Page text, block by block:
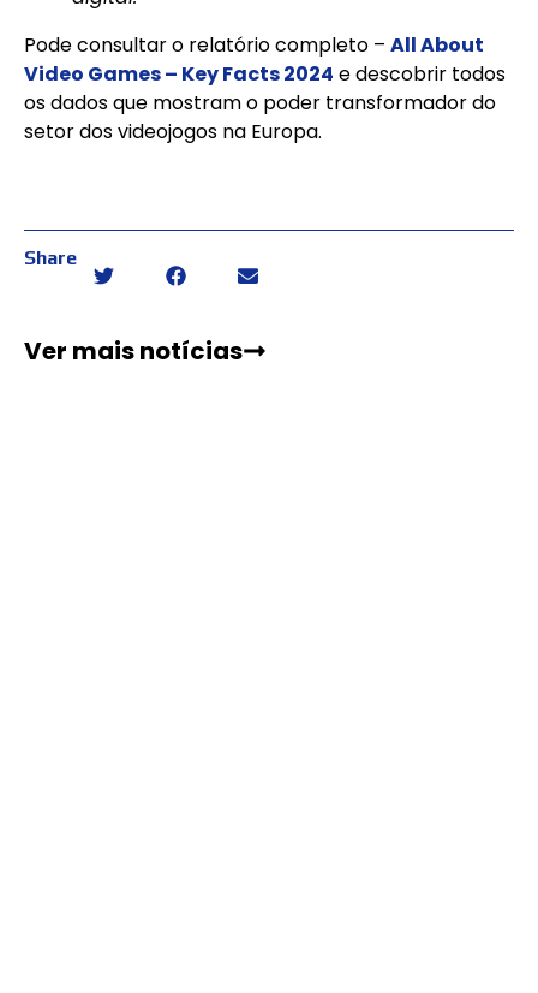
Pode consultar o relatório completo – All About
Video Games – Key Facts 2024 e descobrir todos
os dados que mostram o poder transformador do
setor dos videojogos na Europa.
Share
Ver mais notícias